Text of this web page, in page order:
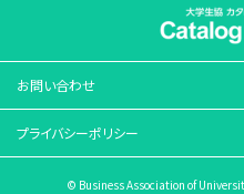
お問い合わせ
プライバシーポリシー
© Business Association of